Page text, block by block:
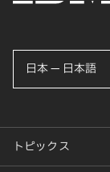
日本 — 日本語